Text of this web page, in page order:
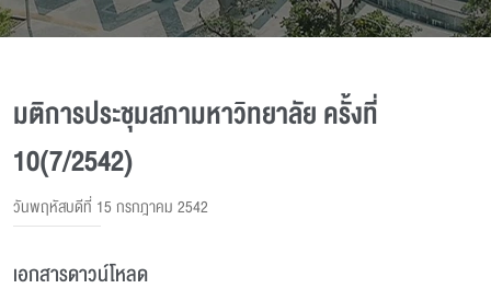
มติการประชุมสภามหาวิทยาลัย ครั้งที่
10(7/2542)
วันพฤหัสบดีที่ 15 กรกฎาคม 2542
เอกสารดาวน์โหลด